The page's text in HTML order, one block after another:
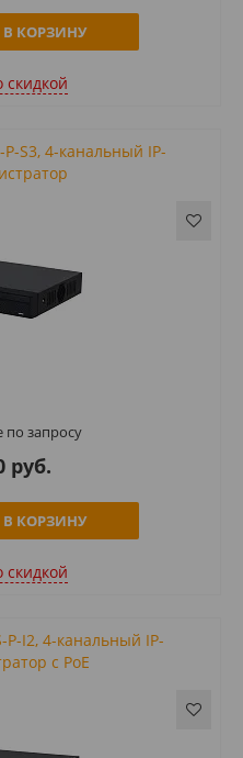
В КОРЗИНУ
скидкой
S3, 4-канальный IP-
по запросу
руб.
В КОРЗИНУ
скидкой
P-I2, 4-канальный IP-
с PoE